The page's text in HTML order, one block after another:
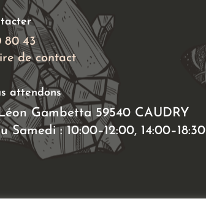
80 43
de contact
attendons
Gambetta 59540 CAUDRY
Samedi : 10:00–12:00, 14:00–18:30